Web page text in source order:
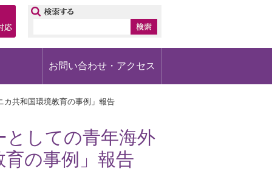
お問い合わせ・アクセス
カ共和国環境教育の事例」報告
としての青年海外
の事例」報告